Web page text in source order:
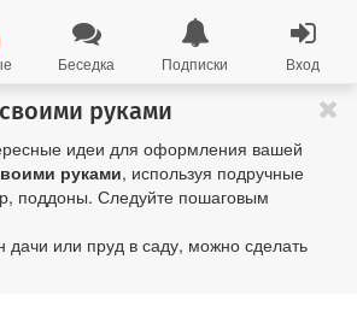
Беседка Подписки Вход
руками
идеи для оформления вашей
руками, используя подручные
поддоны. Следуйте пошаговым
или пруд в саду, можно сделать